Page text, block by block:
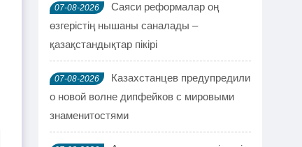
07-08-2026
Саяси реформалар оң
өзгерістің нышаны саналады –
қазақстандықтар пікірі
07-08-2026
Казахстанцев предупредили
о новой волне дипфейков с мировыми
знаменитостями